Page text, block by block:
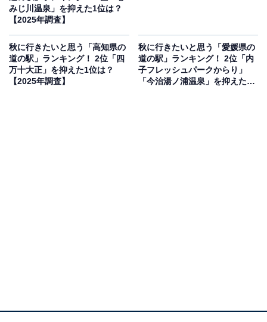
回答者からは「地元の新鮮な野菜や果物などの秋の味覚
戸大橋の絶景を見にいきたい」（40代男性／兵庫県）、
「瀬戸大橋を間近に見ることができる絶景スポット。 秋
には公園内の紅葉が見頃を迎え、散策に最適だから」
みじ川温泉」を抑えた1位は？
【2025年調査】
秋に行きたいと思う「高知県の
道の駅」ランキング！ 2位「四
万十大正」を抑えた1位は？
【2025年調査】
秋に行きたいと思う「愛媛県の
道の駅」ランキング！ 2位「内
子フレッシュパークからり」
「今治湯ノ浦温泉」を抑えた1